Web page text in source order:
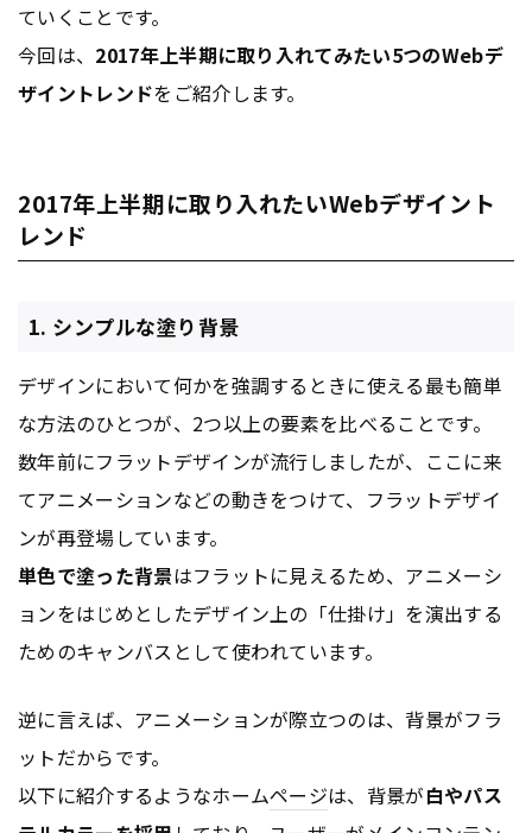
ていくことです。
今回は、 2017年上半期に取り入れてみたい5つのWebデ
ザイントレンドをご紹介します。
2017年上半期に取り入れたいWebデザイント
レンド
1. シンプルな塗り背景
デザインにおいて何かを強調するときに使える最も簡単
な方法のひとつが、2つ以上の要素を比べることです。
数年前にフラットデザインが流行しましたが、ここに来
てアニメーションなどの動きをつけて、フラットデザイ
ンが再登場しています。
単色で塗った背景はフラットに見えるため、アニメーシ
ョンをはじめとしたデザイン上の「仕掛け」を演出する
ためのキャンバスとして使われています。
逆に言えば、アニメーションが際立つのは、背景がフラ
ットだからです。
以下に紹介するようなホームページは、背景が白やパス